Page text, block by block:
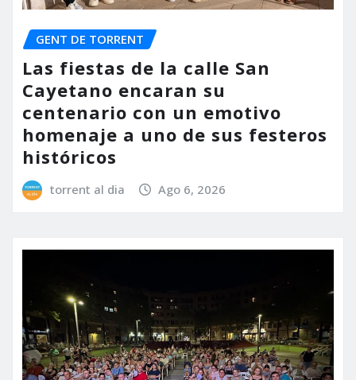
GENT DE TORRENT
Las fiestas de la calle San
Cayetano encaran su
centenario con un emotivo
homenaje a uno de sus festeros
históricos
torrent al dia Ago 6, 2026